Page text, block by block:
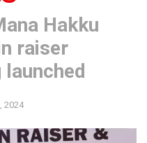
Hakku
raiser
2024